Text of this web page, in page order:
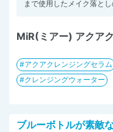
まで使用したメイク落と
MiR(ミアー) アクア
アクアクレンジングセラム
クレンジングウォーター
ブルーボトルが素敵